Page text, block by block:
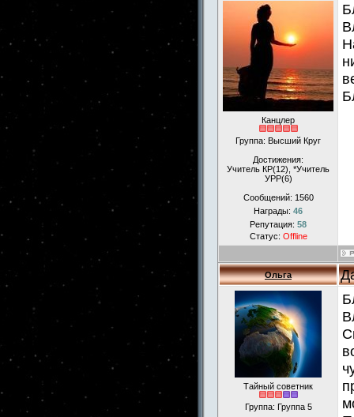
Канцлер
Группа: Высший Круг
Достижения:
Учитель КР(12), *Учитель
УРР(6)
Сообщений: 1560
Награды: 46
Репутация: 58
Статус: Offline
Ольга
Тайный советник
Группа: Группа 5